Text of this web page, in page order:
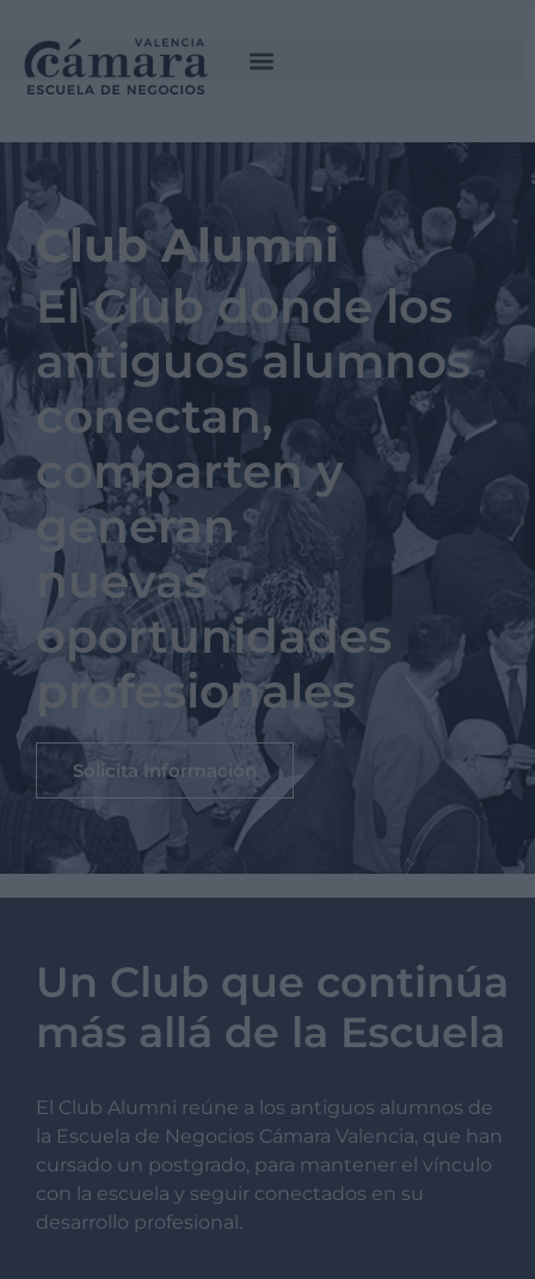
Club Alumni
El Club donde los
antiguos alumnos
conectan,
comparten y
generan
nuevas
oportunidades
profesionales
Solicita Información
Un Club que continúa
más allá de la Escuela
El Club Alumni reúne a los antiguos alumnos de
la Escuela de Negocios Cámara Valencia, que han
cursado un postgrado, para mantener el vínculo
con la escuela y seguir conectados en su
desarrollo profesional.